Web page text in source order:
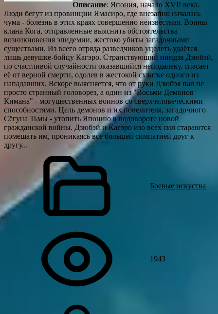
Описание: Япония, начало ХVII века.
Люди бегут из провинции Ямасиро, где внезапно началась
чума - болезнь в этих краях совершенно неизвестная. Воины
клана Кога, отправленные выяснить обстоятельства
возникновения эпидемии, жестоко убиты загадочными
существами. Из всего отряда разведчиков уцелеть удаётся
лишь девушке-бойцу Кагэро. Странствующий ниндзя Дзюбэй,
по счастливой случайности оказавшийся неподалеку, спасает
её от верной смерти, одолев в жестокой схватке одного из
нападавших. Вскоре выясняется, что от руки Дзюбэя пал не
просто странный головорез, а один из "Восьми Демонов
Кимана" - могущественных воинов со сверхчеловеческими
способностями. Цель демонов и их повелителя, загадочного
Сёгуна Тьмы - утопить Японию в водовороте новой
гражданской войны. Дзюбэй и Кагэро изо всех сил стараются
помешать им, проникаясь все большей симпатией друг к
другу...
Боевые искуства
1943